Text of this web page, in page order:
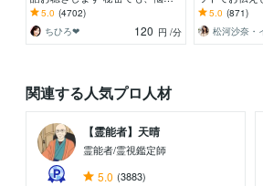
でも、甘えたいな～でも何でもO
Kです♪
5.0 (4702)
ちひろ❤
120 円 /分
リピーター多
事/家族/金運
5.0 (871)
関連する人気プロ人材
【霊能者】天晴
霊能者/霊視鑑定師
5.0 (3883)